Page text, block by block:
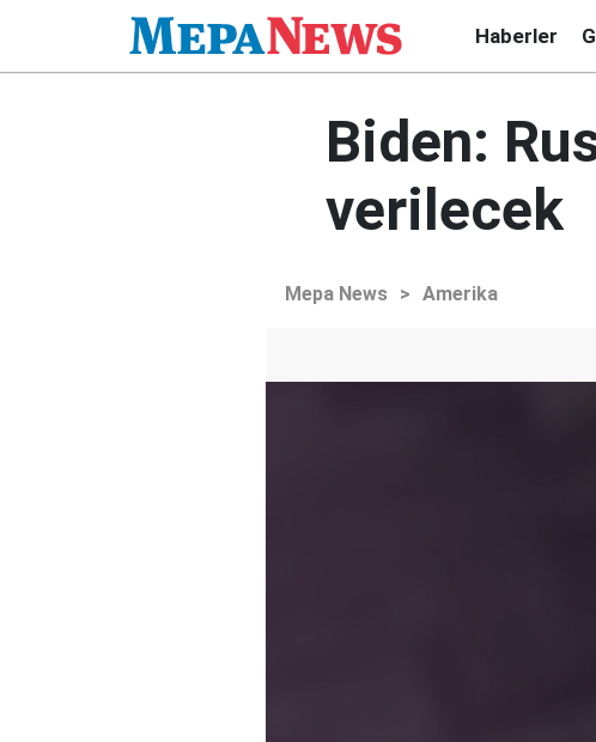
Haberler
Biden:
verilecek
Mepa News > Amerika